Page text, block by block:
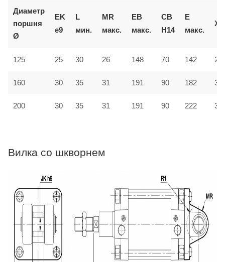
Диаметр
поршня
Ø
EK
e9
L
мин.
MR
макс.
EB
макс.
CB
H14
E
макс.
125 25 30 26 148 70 142
160 30 35 31 191 90 182
200 30 35 31 191 90 222
Вилка со шкворнем